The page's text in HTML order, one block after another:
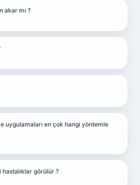
akar mı ?
uygulamaları en çok hangi yöntemle
görülür ?